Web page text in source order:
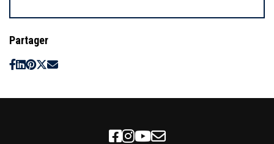
Partager
Facebook
Instagram
Youtube
Newsletter